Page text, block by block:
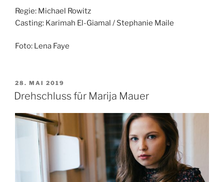
Regie: Michael Rowitz
Casting: Karimah El-Giamal / Stephanie Maile
Foto: Lena Faye
VERÖFFENTLICHT
AM
28. MAI 2019
Drehschluss für Marija Mauer